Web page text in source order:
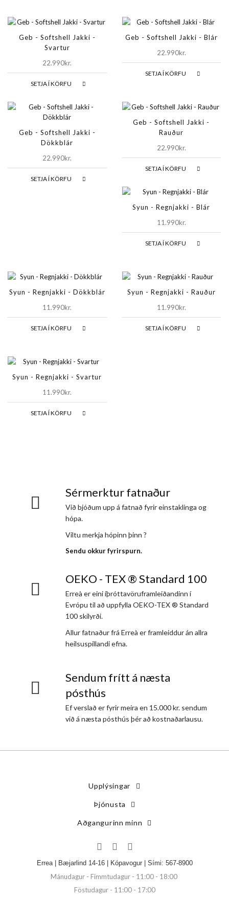
Geb - Softshell Jakki -
Svartur
22.990kr.
SETJA Í KÖRFU
Geb - Softshell Jakki - Blár
22.990kr.
SETJA Í KÖRFU
Geb - Softshell Jakki -
Dökkblár
22.990kr.
SETJA Í KÖRFU
Geb - Softshell Jakki -
Rauður
22.990kr.
SETJA Í KÖRFU
Syun - Regnjakki - Blár
11.990kr.
SETJA Í KÖRFU
Syun - Regnjakki - Dökkblár
11.990kr.
SETJA Í KÖRFU
Syun - Regnjakki - Rauður
11.990kr.
SETJA Í KÖRFU
Syun - Regnjakki - Svartur
11.990kr.
SETJA Í KÖRFU
Sérmerktur fatnaður
Við bjóðum upp á fatnað fyrir einstaklinga og
hópa.
Viltu merkja hópinn þinn ?
Sendu okkur fyrirspurn.
OEKO - TEX ® Standard 100
Erreà er eini íþróttavöruframleiðandinn í
Evrópu til að uppfylla OEKO-TEX ® Standard
100 skilyrði.
Allur fatnaður frá Erreà er framleiddur án allra
heilsuspillandi efna.
Sendum frítt á næsta
pósthús
Ef verslað er fyrir meira en 15.000 kr. sendum
við á næsta pósthús þér að kostnaðarlausu.
Upplýsingar
Þjónusta
Aðgangurinn minn
Errea | Bæjarlind 14-16 | Kópavogur | Sími: 567-8900
Mánudagur - Fimmtudagur - 11:00 - 18:00
Föstudagur - 11:00 - 17:00